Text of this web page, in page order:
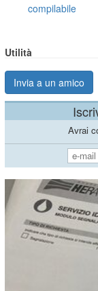
compilabile
Utilità
Invia a un amico
Avrai